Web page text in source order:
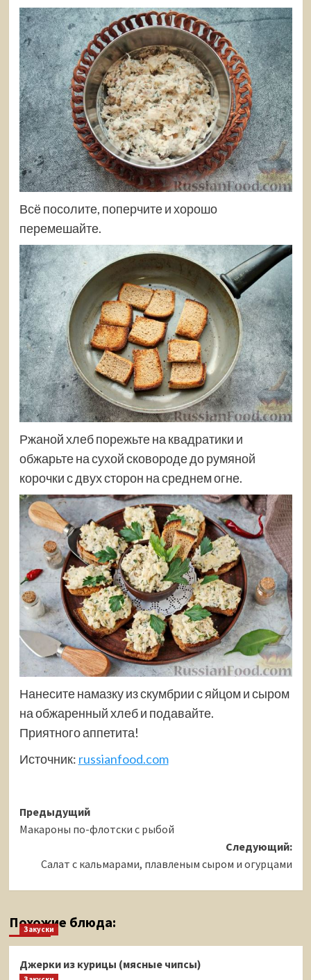
Всё посолите, поперчите и хорошо
перемешайте.
Ржаной хлеб порежьте на квадратики и
обжарьте на сухой сковороде до румяной
корочки с двух сторон на среднем огне.
Нанесите намазку из скумбрии с яйцом и сыром
на обжаренный хлеб и подавайте.
Приятного аппетита!
Источник: russianfood.com
Навигация
записи
Предыдущий
Макароны по-флотски с рыбой
Следующий:
Салат с кальмарами, плавленым сыром и огурцами
Похожие блюда:
Закуски
Джерки из курицы (мясные чипсы)